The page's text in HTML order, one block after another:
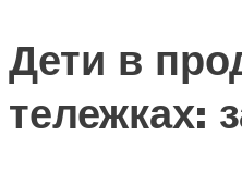
Дети в
тележках: